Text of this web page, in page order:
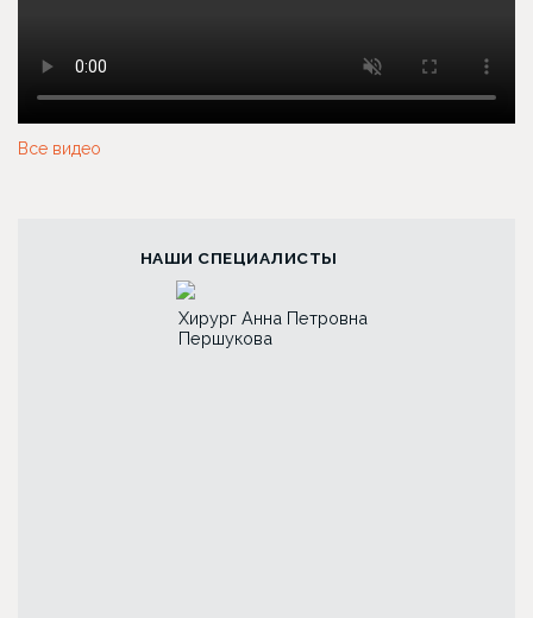
Все видео
НАШИ СПЕЦИАЛИСТЫ
Хирург Анна Петровна
Першукова